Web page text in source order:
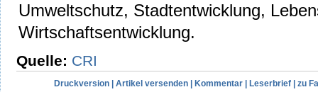
Umweltschutz, Stadtentwicklung,
Wirtschaftsentwicklung.
Quelle: CRI
Druckversion Artikel versenden Kommentar Leserbrief zu